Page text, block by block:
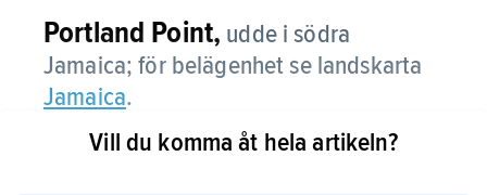
Portland Point, udde i södra
Jamaica; för belägenhet se landskarta
Jamaica.
Vill du komma åt hela artikeln?